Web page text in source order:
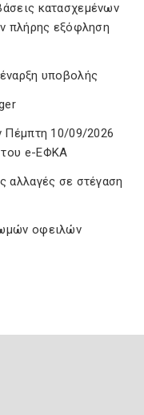
κατασχεμένων
πλήρης εξόφληση
υποβολής
Πέμπτη 10/09/2026
e-ΕΦΚΑ
αλλαγές σε στέγαση
οφειλών